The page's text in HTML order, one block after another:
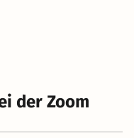
der Zoom